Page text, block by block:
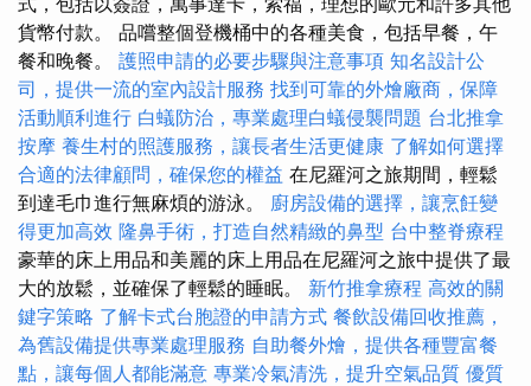
貨幣付款。 品嚐整個登機桶中的各種美食，包括早餐，午
餐和晚餐。 護照申請的必要步驟與注意事項 知名設計公
司，提供一流的室內設計服務 找到可靠的外燴廠商，保障
活動順利進行 白蟻防治，專業處理白蟻侵襲問題 台北推拿
按摩 養生村的照護服務，讓長者生活更健康 了解如何選擇
合適的法律顧問，確保您的權益 在尼羅河之旅期間，輕鬆
到達毛巾進行無麻煩的游泳。 廚房設備的選擇，讓烹飪變
得更加高效 隆鼻手術，打造自然精緻的鼻型 台中整脊療程
豪華的床上用品和美麗的床上用品在尼羅河之旅中提供了最
大的放鬆，並確保了輕鬆的睡眠。 新竹推拿療程 高效的關
鍵字策略 了解卡式台胞證的申請方式 餐飲設備回收推薦，
為舊設備提供專業處理服務 自助餐外燴，提供各種豐富餐
點，讓每個人都能滿意 專業冷氣清洗，提升空氣品質 優質